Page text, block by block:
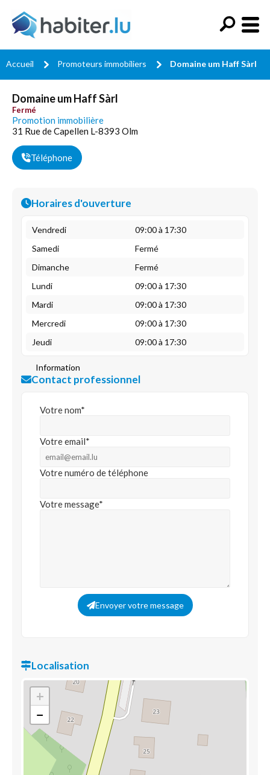
Accueil Promoteurs immobiliers Domaine um Haff Sàrl
Domaine um Haff Sàrl
Fermé
Promotion immobilière
31 Rue de Capellen L-8393 Olm
Téléphone
Horaires d'ouverture
Vendredi
09:00 à 17:30
Samedi
Fermé
Dimanche
Fermé
Lundi
09:00 à 17:30
Mardi
09:00 à 17:30
Mercredi
09:00 à 17:30
Jeudi
09:00 à 17:30
Information
Contact professionnel
Votre nom*
Votre email*
Votre numéro de téléphone
Votre message*
Envoyer votre message
Localisation
+
−